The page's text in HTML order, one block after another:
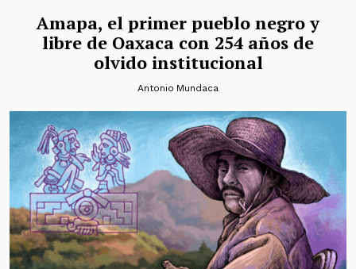
Amapa, el primer pueblo negro y
libre de Oaxaca con 254 años de
olvido institucional
Antonio Mundaca